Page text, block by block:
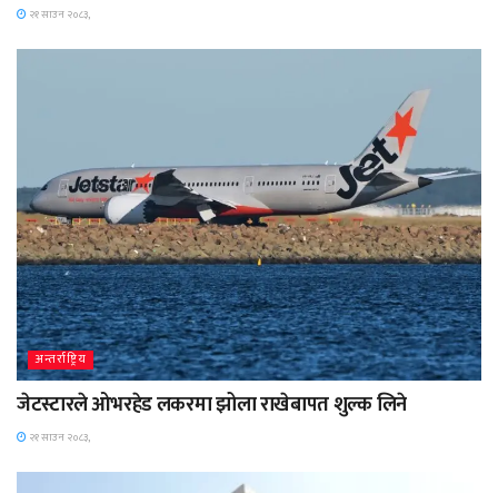
२१ साउन २०८३,
अन्तर्राष्ट्रिय
जेटस्टारले ओभरहेड लकरमा झोला राखेबापत शुल्क लिने
२१ साउन २०८३,